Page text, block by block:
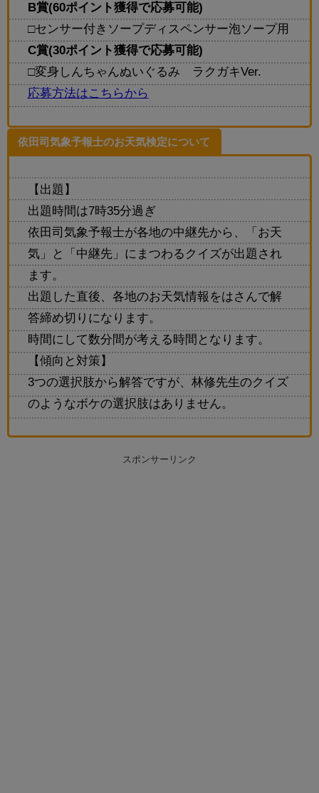
B賞(60ポイント獲得で応募可能)
□センサー付きソープディスペンサー泡ソープ用
C賞(30ポイント獲得で応募可能)
□変身しんちゃんぬいぐるみ ラクガキVer.
応募方法はこちらから
依田司気象予報士のお天気検定について
【出題】
出題時間は7時35分過ぎ
依田司気象予報士が各地の中継先から、「お天
気」と「中継先」にまつわるクイズが出題され
ます。
出題した直後、各地のお天気情報をはさんで解
答締め切りになります。
時間にして数分間が考える時間となります。
【傾向と対策】
3つの選択肢から解答ですが、林修先生のクイズ
のようなボケの選択肢はありません。
スポンサーリンク